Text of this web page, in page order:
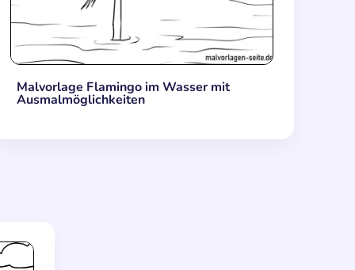
Malvorlage Flamingo im Wasser mit
Ausmalmöglichkeiten